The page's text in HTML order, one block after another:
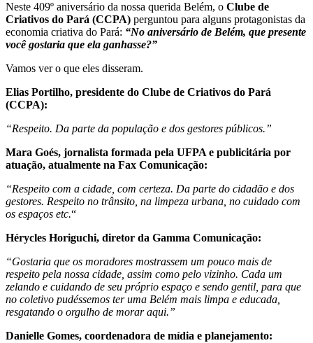
Neste 409º aniversário da nossa querida Belém, o Clube de
Criativos do Pará (CCPA) perguntou para alguns protagonistas da
economia criativa do Pará: “No aniversário de Belém, que presente
você gostaria que ela ganhasse?”
Vamos ver o que eles disseram.
Elias Portilho, presidente do Clube de Criativos do Pará
(CCPA):
“Respeito. Da parte da população e dos gestores públicos.”
Mara Goés, jornalista formada pela UFPA e publicitária por
atuação, atualmente na Fax Comunicação:
“Respeito com a cidade, com certeza. Da parte do cidadão e dos
gestores. Respeito no trânsito, na limpeza urbana, no cuidado com
os espaços etc.“
Hérycles Horiguchi, diretor da Gamma Comunicação:
“Gostaria que os moradores mostrassem um pouco mais de
respeito pela nossa cidade, assim como pelo vizinho. Cada um
zelando e cuidando de seu próprio espaço e sendo gentil, para que
no coletivo pudéssemos ter uma Belém mais limpa e educada,
resgatando o orgulho de morar aqui.”
Danielle Gomes, coordenadora de mídia e planejamento: